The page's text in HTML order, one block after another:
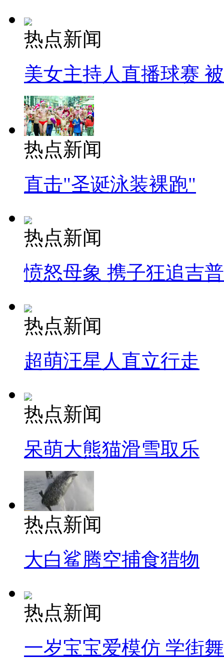
热点新闻
美女主持人直播球赛
热点新闻
直击"圣诞泳装裸跑"
热点新闻
愤怒母象 携子狂追吉
热点新闻
超萌汪星人直立行走
热点新闻
呆萌大熊猫滑雪取乐
热点新闻
大白鲨腾空捕食猎物
热点新闻
一岁宝宝爱模仿 学街